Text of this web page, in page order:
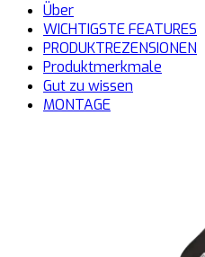
Über
WICHTIGSTE FEATURES
PRODUKTREZENSIONEN
Produktmerkmale
Gut zu wissen
MONTAGE